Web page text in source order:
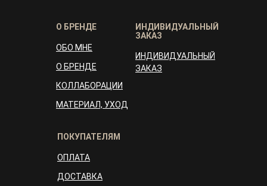
ПОКУПАТЕЛЯМ
ОПЛАТА
ДОСТАВКА
ИНДИВИДУАЛЬНЫЙ
ЗАКАЗ
ИНДИВИДУАЛЬНЫЙ
ЗАКАЗ
О БРЕНДЕ
ОБО МНЕ
О БРЕНДЕ
КОЛЛАБОРАЦИИ
МАТЕРИАЛ, УХОД